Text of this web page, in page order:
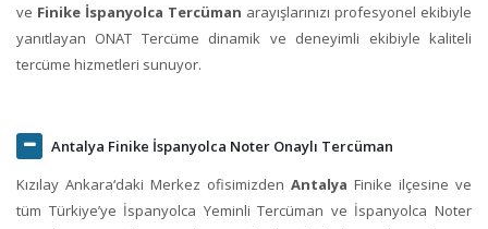
ve Finike İspanyolca Tercüman arayışlarınızı profesyonel ekibiyle
yanıtlayan ONAT Tercüme dinamik ve deneyimli ekibiyle kaliteli
tercüme hizmetleri sunuyor.
Antalya Finike İspanyolca Noter Onaylı Tercüman
Kızılay Ankara‘daki Merkez ofisimizden Antalya Finike ilçesine ve
tüm Türkiye’ye İspanyolca Yeminli Tercüman ve İspanyolca Noter